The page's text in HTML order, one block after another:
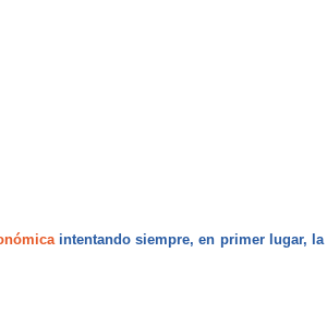
intentando siempre, en primer lugar,